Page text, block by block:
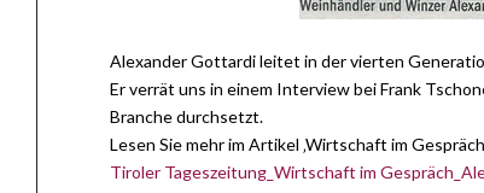
Alexander Gottardi leitet in der vierten
Er verrät uns in einem Interview bei Frank
Branche durchsetzt.
Lesen Sie mehr im Artikel ‚Wirtschaft im
Tiroler Tageszeitung_Wirtschaft im